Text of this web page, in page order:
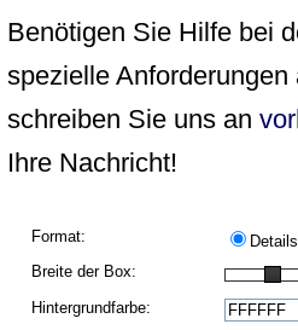
Benötigen Sie Hilfe bei
spezielle
schreiben Sie uns an
Ihre Nachricht!
Format:
Details
Breite der Box:
Hintergrundfarbe: